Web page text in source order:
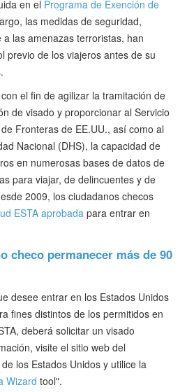
en el Programa de Exención de
las medidas de seguridad,
las amenazas terroristas, han
previo de los viajeros antes de su
el fin de agilizar la tramitación de
de visado y proporcionar al Servicio
Fronteras de EE.UU., así como al
Nacional (DHS), la capacidad de
en numerosas bases de datos de
para viajar, de delincuentes y de
2009, los ciudadanos checos
ESTA aprobada para entrar en
checo permanecer más de 90
desee entrar en los Estados Unidos
fines distintos de los permitidos en
deberá solicitar un visado
visite el sitio web del
de los Estados Unidos y utilice la
Wizard tool".